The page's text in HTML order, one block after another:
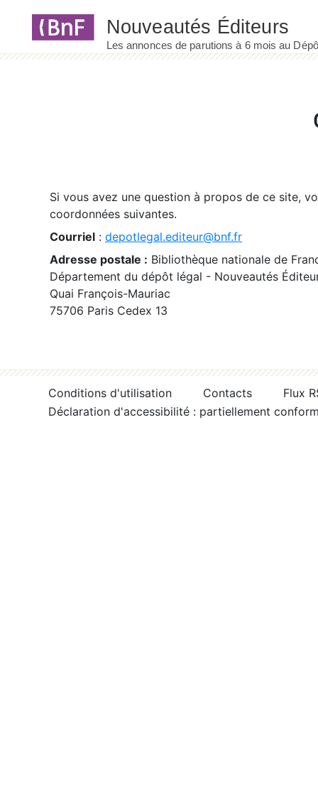
Si vous avez une question à propos de ce site,
coordonnées suivantes.
Courriel : depotlegal.editeur@bnf.fr
Adresse postale : Bibliothèque nationale de
Département du dépôt légal - Nouveautés
Quai François-Mauriac
75706 Paris Cedex 13
Conditions d'utilisation Contacts
Flux
Déclaration d'accessibilité : partiellement